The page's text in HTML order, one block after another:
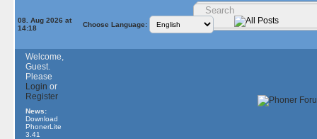
08. Aug 2026 at
14:18
Choose Language:
Welcome,
Guest.
Please
Login or
Register
News:
Download
PhonerLite
3.41